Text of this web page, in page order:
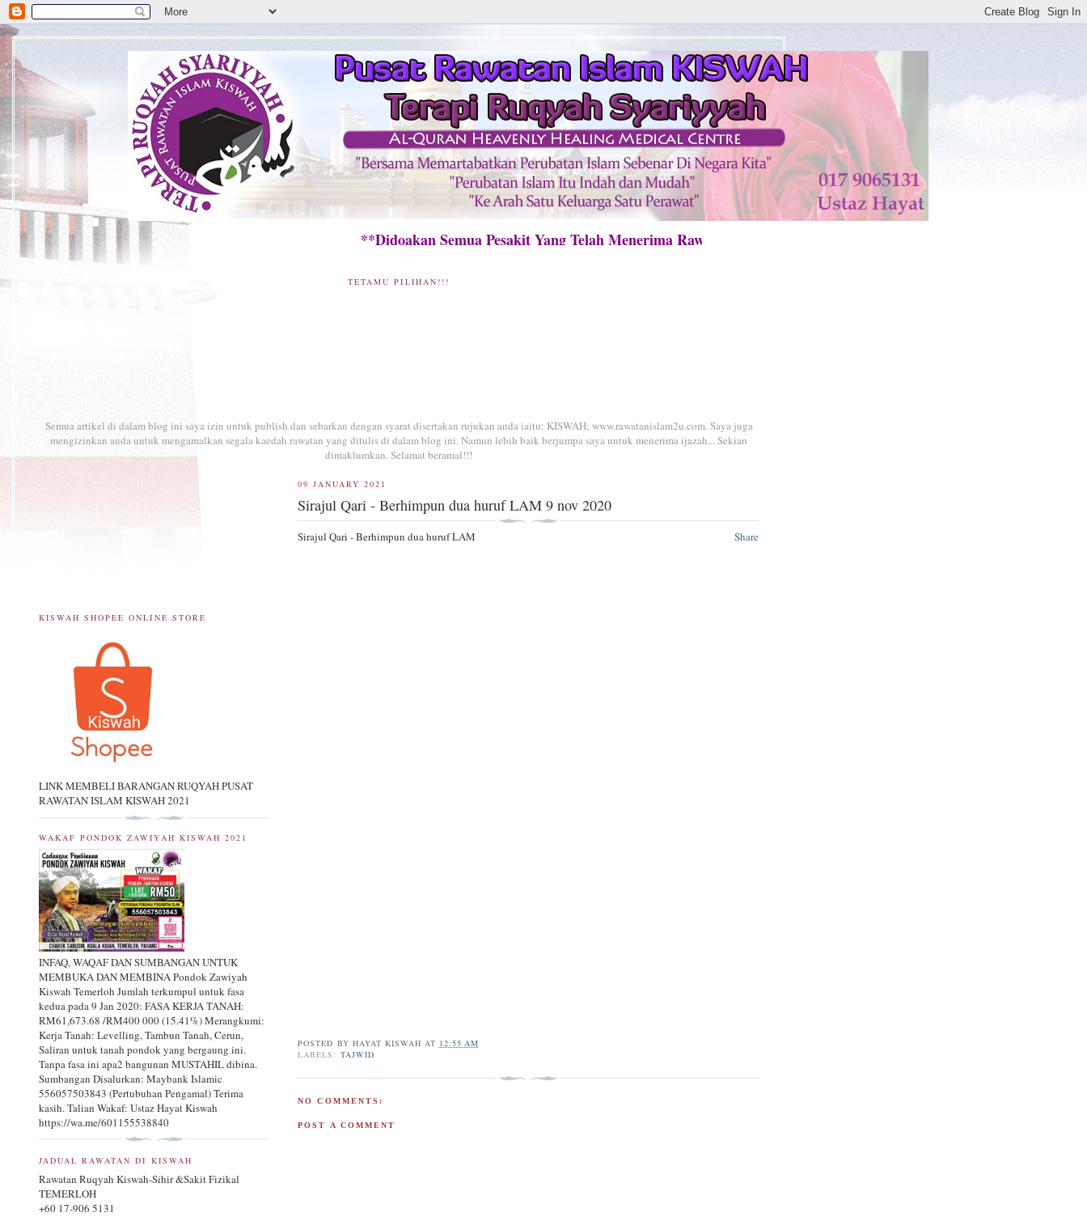
**Didoakan Semua Pesakit Yang Telah Menerima Rawatan di KISWAH DISEMBUHKAN ALLAH TAALA. AMIN**
TETAMU PILIHAN!!!
Semua artikel di dalam blog ini saya izin untuk publish dan sebarkan dengan syarat disertakan rujukan anda iaitu: KISWAH; www.rawatanislam2u.com. Saya juga
mengizinkan anda untuk mengamalkan segala kaedah rawatan yang ditulis di dalam blog ini. Namun lebih baik berjumpa saya untuk menerima ijazah... Sekian
dimaklumkan. Selamat beramal!!!
09 JANUARY 2021
Sirajul Qari - Berhimpun dua huruf LAM 9 nov 2020
Share
Sirajul Qari - Berhimpun dua huruf LAM
POSTED BY HAYAT KISWAH AT 12:55 AM
LABELS: TAJWID
NO COMMENTS:
POST A COMMENT
KISWAH SHOPEE ONLINE STORE
LINK MEMBELI BARANGAN RUQYAH PUSAT
RAWATAN ISLAM KISWAH 2021
WAKAF PONDOK ZAWIYAH KISWAH 2021
INFAQ, WAQAF DAN SUMBANGAN UNTUK
MEMBUKA DAN MEMBINA Pondok Zawiyah
Kiswah Temerloh Jumlah terkumpul untuk fasa
kedua pada 9 Jan 2020: FASA KERJA TANAH:
RM61,673.68 /RM400 000 (15.41%) Merangkumi:
Kerja Tanah: Levelling, Tambun Tanah, Cerun,
Saliran untuk tanah pondok yang bergaung ini.
Tanpa fasa ini apa2 bangunan MUSTAHIL dibina.
Sumbangan Disalurkan: Maybank Islamic
556057503843 (Pertubuhan Pengamal) Terima
kasih. Talian Wakaf: Ustaz Hayat Kiswah
https://wa.me/601155538840
JADUAL RAWATAN DI KISWAH
Rawatan Ruqyah Kiswah-Sihir &Sakit Fizikal
TEMERLOH
+60 17-906 5131